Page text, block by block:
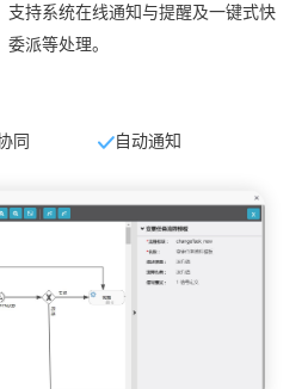
支持系统在线通知与提醒及一键式快
派等处理。
协同 自动通知